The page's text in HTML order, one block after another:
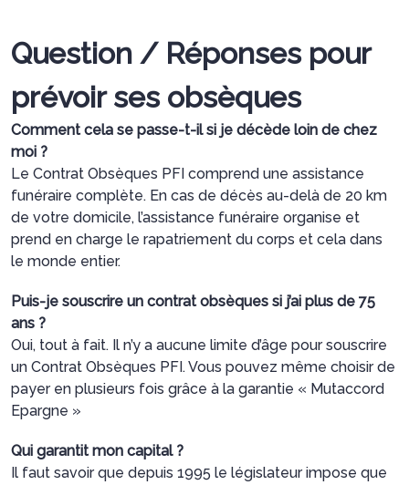
Question / Réponses pour
prévoir ses obsèques
Comment cela se passe-t-il si je décède loin de chez
moi ?
Le Contrat Obsèques PFI comprend une assistance
funéraire complète. En cas de décès au-delà de 20 km
de votre domicile, l’assistance funéraire organise et
prend en charge le rapatriement du corps et cela dans
le monde entier.
Puis-je souscrire un contrat obsèques si j’ai plus de 75
ans ?
Oui, tout à fait. Il n’y a aucune limite d’âge pour souscrire
un Contrat Obsèques PFI. Vous pouvez même choisir de
payer en plusieurs fois grâce à la garantie « Mutaccord
Epargne »
Qui garantit mon capital ?
Il faut savoir que depuis 1995 le législateur impose que